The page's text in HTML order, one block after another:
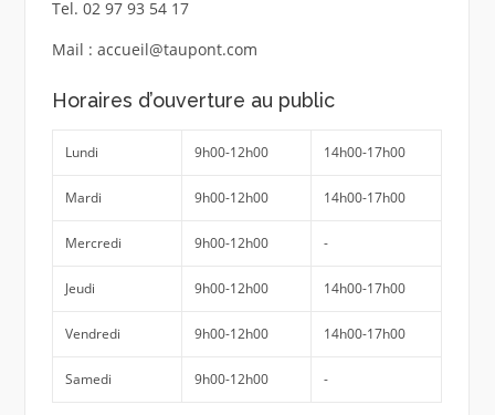
Tel. 02 97 93 54 17
Mail : accueil@taupont.com
Horaires d’ouverture au public
Lundi 9h00-12h00 14h00-17h00
Mardi 9h00-12h00 14h00-17h00
Mercredi 9h00-12h00 -
Jeudi 9h00-12h00 14h00-17h00
Vendredi 9h00-12h00 14h00-17h00
Samedi 9h00-12h00 -